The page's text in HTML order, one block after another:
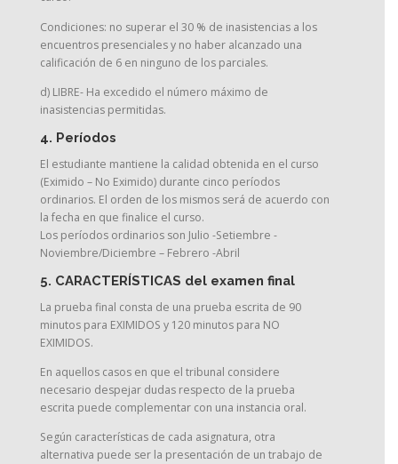
Condiciones: no superar el 30 % de inasistencias a los
encuentros presenciales y no haber alcanzado una
calificación de 6 en ninguno de los parciales.
d) LIBRE- Ha excedido el número máximo de
inasistencias permitidas.
4. Períodos
El estudiante mantiene la calidad obtenida en el curso
(Eximido – No Eximido) durante cinco períodos
ordinarios. El orden de los mismos será de acuerdo con
la fecha en que finalice el curso.
Los períodos ordinarios son Julio -Setiembre -
Noviembre/Diciembre – Febrero -Abril
5. CARACTERÍSTICAS del examen final
La prueba final consta de una prueba escrita de 90
minutos para EXIMIDOS y 120 minutos para NO
EXIMIDOS.
En aquellos casos en que el tribunal considere
necesario despejar dudas respecto de la prueba
escrita puede complementar con una instancia oral.
Según características de cada asignatura, otra
alternativa puede ser la presentación de un trabajo de